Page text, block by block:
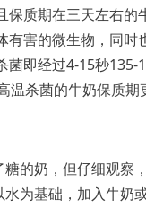
质期在三天左右
害的微生物，同
即经过4-15秒
杀菌的牛奶保质期
的奶，但仔细观
为基础，加入牛